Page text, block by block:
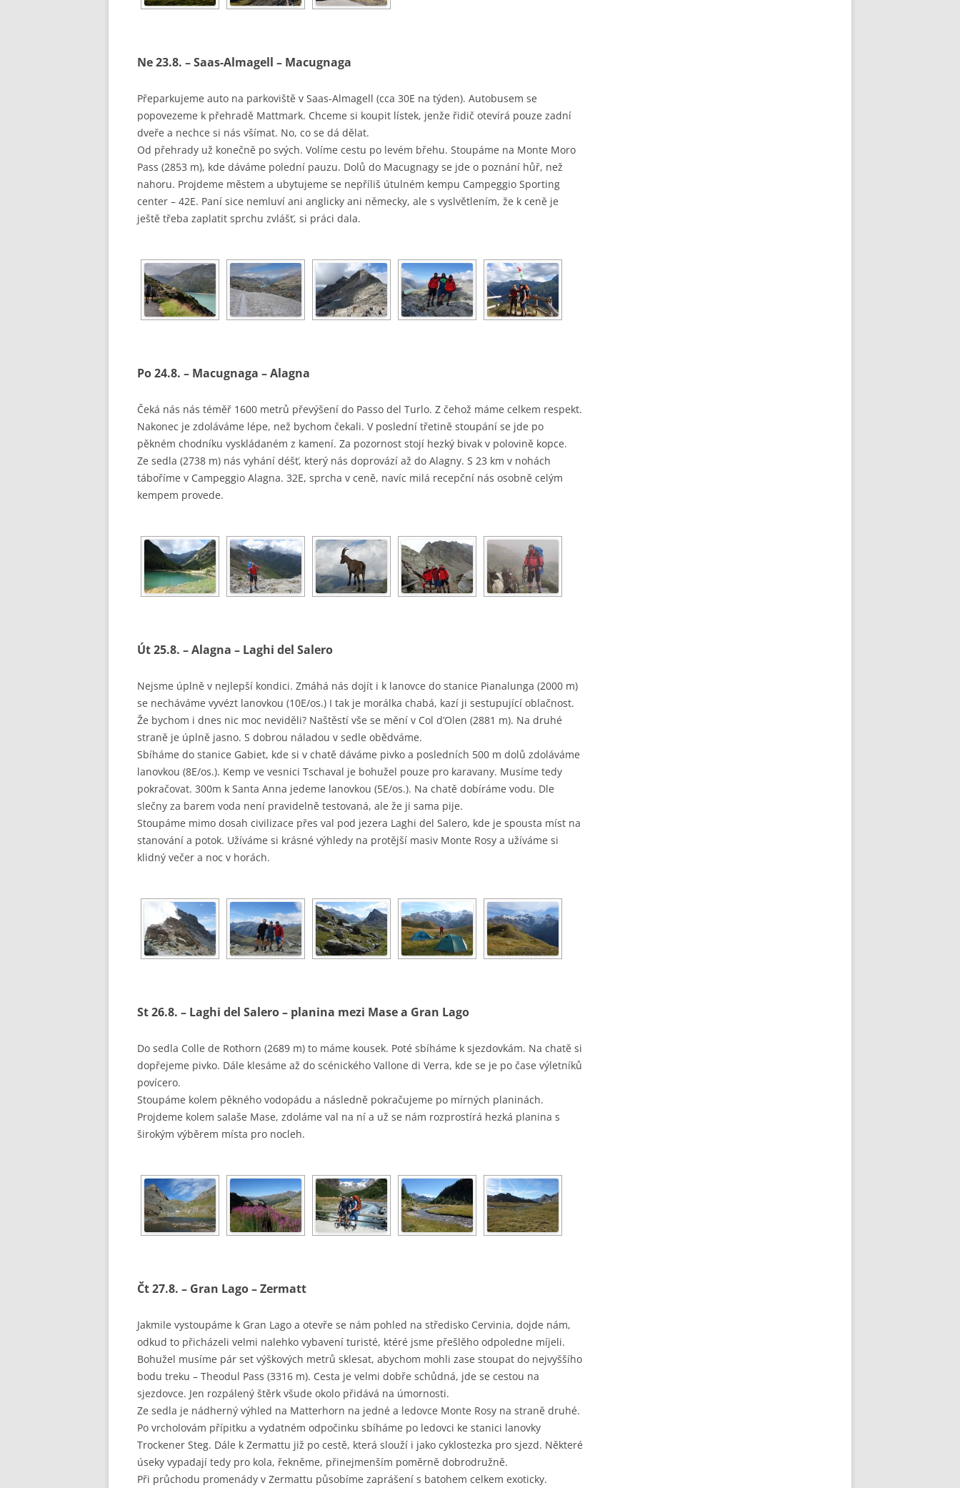
Ne 23.8. – Saas-Almagell – Macugnaga
Přeparkujeme auto na parkoviště v Saas-Almagell (cca 30E na týden). Autobusem se
popovezeme k přehradě Mattmark. Chceme si koupit lístek, jenže řidič otevírá pouze zadní
dveře a nechce si nás všímat. No, co se dá dělat.
Od přehrady už konečně po svých. Volíme cestu po levém břehu. Stoupáme na Monte Moro
Pass (2853 m), kde dáváme polední pauzu. Dolů do Macugnagy se jde o poznání hůř, než
nahoru. Projdeme městem a ubytujeme se nepříliš útulném kempu Campeggio Sporting
center – 42E. Paní sice nemluví ani anglicky ani německy, ale s vyslvětlením, že k ceně je
ještě třeba zaplatit sprchu zvlášť, si práci dala.
Po 24.8. – Macugnaga – Alagna
Čeká nás nás téměř 1600 metrů převýšení do Passo del Turlo. Z čehož máme celkem respekt.
Nakonec je zdoláváme lépe, než bychom čekali. V poslední třetině stoupání se jde po
pěkném chodníku vyskládaném z kamení. Za pozornost stojí hezký bivak v polovině kopce.
Ze sedla (2738 m) nás vyhání déšť, který nás doprovází až do Alagny. S 23 km v nohách
táboříme v Campeggio Alagna. 32E, sprcha v ceně, navíc milá recepční nás osobně celým
kempem provede.
Út 25.8. – Alagna – Laghi del Salero
Nejsme úplně v nejlepší kondici. Zmáhá nás dojít i k lanovce do stanice Pianalunga (2000 m)
se necháváme vyvézt lanovkou (10E/os.) I tak je morálka chabá, kazí ji sestupující oblačnost.
Že bychom i dnes nic moc neviděli? Naštěstí vše se mění v Col d’Olen (2881 m). Na druhé
straně je úplně jasno. S dobrou náladou v sedle obědváme.
Sbíháme do stanice Gabiet, kde si v chatě dáváme pivko a posledních 500 m dolů zdoláváme
lanovkou (8E/os.). Kemp ve vesnici Tschaval je bohužel pouze pro karavany. Musíme tedy
pokračovat. 300m k Santa Anna jedeme lanovkou (5E/os.). Na chatě dobíráme vodu. Dle
slečny za barem voda není pravidelně testovaná, ale že ji sama pije.
Stoupáme mimo dosah civilizace přes val pod jezera Laghi del Salero, kde je spousta míst na
stanování a potok. Užíváme si krásné výhledy na protější masiv Monte Rosy a užíváme si
klidný večer a noc v horách.
St 26.8. – Laghi del Salero – planina mezi Mase a Gran Lago
Do sedla Colle de Rothorn (2689 m) to máme kousek. Poté sbíháme k sjezdovkám. Na chatě si
dopřejeme pivko. Dále klesáme až do scénického Vallone di Verra, kde se je po čase výletníků
povícero.
Stoupáme kolem pěkného vodopádu a následně pokračujeme po mírných planinách.
Projdeme kolem salaše Mase, zdoláme val na ní a už se nám rozprostírá hezká planina s
širokým výběrem místa pro nocleh.
Čt 27.8. – Gran Lago – Zermatt
Jakmile vystoupáme k Gran Lago a otevře se nám pohled na středisko Cervinia, dojde nám,
odkud to přicházeli velmi nalehko vybavení turisté, ktéré jsme přešlěho odpoledne míjeli.
Bohužel musíme pár set výškových metrů sklesat, abychom mohli zase stoupat do nejvyššího
bodu treku – Theodul Pass (3316 m). Cesta je velmi dobře schůdná, jde se cestou na
sjezdovce. Jen rozpálený štěrk všude okolo přidává na úmornosti.
Ze sedla je nádherný výhled na Matterhorn na jedné a ledovce Monte Rosy na straně druhé.
Po vrcholovám přípitku a vydatném odpočinku sbíháme po ledovci ke stanici lanovky
Trockener Steg. Dále k Zermattu již po cestě, která slouží i jako cyklostezka pro sjezd. Některé
úseky vypadají tedy pro kola, řekněme, přinejmenším poměrně dobrodružně.
Při průchodu promenády v Zermattu působíme zaprášení s batohem celkem exoticky.